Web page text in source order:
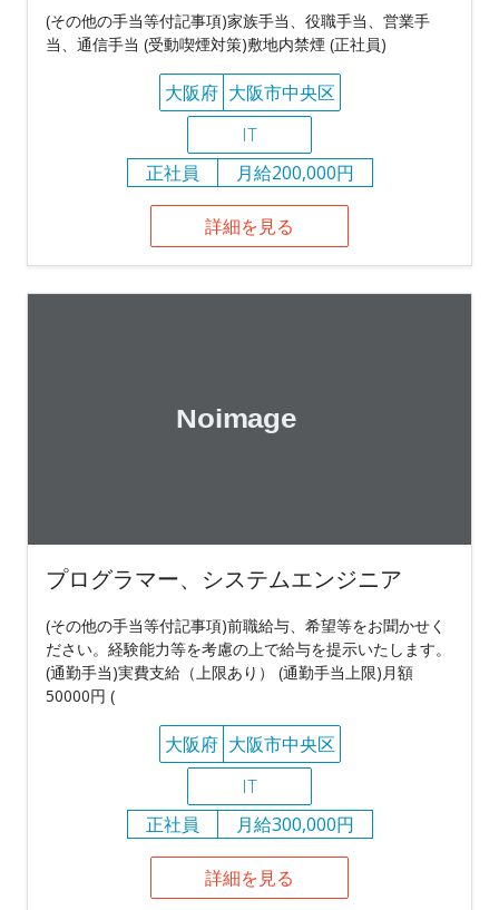
(その他の手当等付記事項)家族手当、役職手当、営業手
当、通信手当 (受動喫煙対策)敷地内禁煙 (正社員)
大阪府 大阪市中央区
IT
正社員
月給200,000円
詳細を見る
プログラマー、システムエンジニア
(その他の手当等付記事項)前職給与、希望等をお聞かせく
ださい。経験能力等を考慮の上で給与を提示いたします。
(通勤手当)実費支給（上限あり） (通勤手当上限)月額
50000円 (
大阪府 大阪市中央区
IT
正社員
月給300,000円
詳細を見る